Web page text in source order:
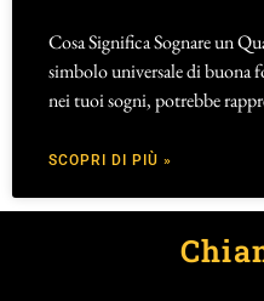
Cosa Significa Sognare un
simbolo universale di buona
nei tuoi sogni, potrebbe
SCOPRI DI PIÙ »